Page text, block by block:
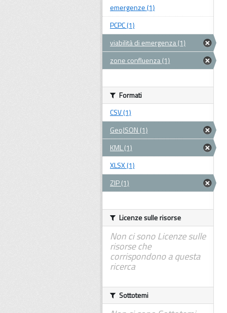
emergenze (1)
PCPC (1)
viabilità di emergenza (1)
zone confluenza (1)
Formati
CSV (1)
GeoJSON (1)
KML (1)
XLSX (1)
ZIP (1)
Licenze sulle risorse
Non ci sono Licenze sulle
risorse che
corrispondono a questa
ricerca
Sottotemi